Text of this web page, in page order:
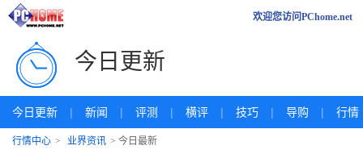
欢迎您访问PChome.net
今日更新
今日更新 | 新闻 | 评测 | 横评 | 技巧 | 导购 | 行情
行情中心 > 业界资讯 > 今日最新